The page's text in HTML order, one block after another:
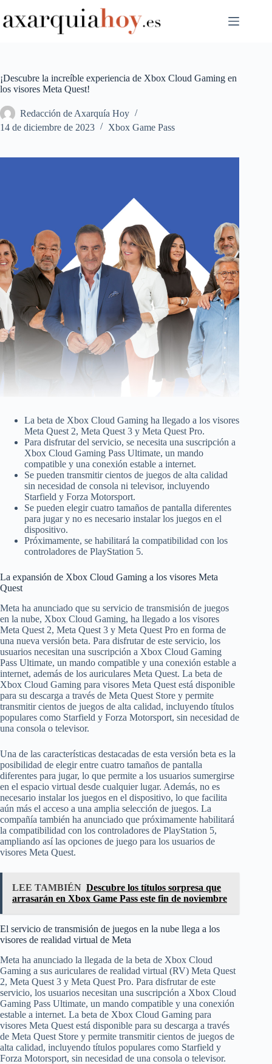
al
contenido
¡Descubre la increíble experiencia de Xbox Cloud Gaming en
los visores Meta Quest!
Redacción de Axarquía Hoy
14 de diciembre de 2023
Xbox Game Pass
La beta de Xbox Cloud Gaming ha llegado a los visores
Meta Quest 2, Meta Quest 3 y Meta Quest Pro.
Para disfrutar del servicio, se necesita una suscripción a
Xbox Cloud Gaming Pass Ultimate, un mando
compatible y una conexión estable a internet.
Se pueden transmitir cientos de juegos de alta calidad
sin necesidad de consola ni televisor, incluyendo
Starfield y Forza Motorsport.
Se pueden elegir cuatro tamaños de pantalla diferentes
para jugar y no es necesario instalar los juegos en el
dispositivo.
Próximamente, se habilitará la compatibilidad con los
controladores de PlayStation 5.
La expansión de Xbox Cloud Gaming a los visores Meta
Quest
Meta ha anunciado que su servicio de transmisión de juegos
en la nube, Xbox Cloud Gaming, ha llegado a los visores
Meta Quest 2, Meta Quest 3 y Meta Quest Pro en forma de
una nueva versión beta. Para disfrutar de este servicio, los
usuarios necesitan una suscripción a Xbox Cloud Gaming
Pass Ultimate, un mando compatible y una conexión estable a
internet, además de los auriculares Meta Quest. La beta de
Xbox Cloud Gaming para visores Meta Quest está disponible
para su descarga a través de Meta Quest Store y permite
transmitir cientos de juegos de alta calidad, incluyendo títulos
populares como Starfield y Forza Motorsport, sin necesidad de
una consola o televisor.
Una de las características destacadas de esta versión beta es la
posibilidad de elegir entre cuatro tamaños de pantalla
diferentes para jugar, lo que permite a los usuarios sumergirse
en el espacio virtual desde cualquier lugar. Además, no es
necesario instalar los juegos en el dispositivo, lo que facilita
aún más el acceso a una amplia selección de juegos. La
compañía también ha anunciado que próximamente habilitará
la compatibilidad con los controladores de PlayStation 5,
ampliando así las opciones de juego para los usuarios de
visores Meta Quest.
LEE TAMBIÉN Descubre los títulos sorpresa que
arrasarán en Xbox Game Pass este fin de noviembre
El servicio de transmisión de juegos en la nube llega a los
visores de realidad virtual de Meta
Meta ha anunciado la llegada de la beta de Xbox Cloud
Gaming a sus auriculares de realidad virtual (RV) Meta Quest
2, Meta Quest 3 y Meta Quest Pro. Para disfrutar de este
servicio, los usuarios necesitan una suscripción a Xbox Cloud
Gaming Pass Ultimate, un mando compatible y una conexión
estable a internet. La beta de Xbox Cloud Gaming para
visores Meta Quest está disponible para su descarga a través
de Meta Quest Store y permite transmitir cientos de juegos de
alta calidad, incluyendo títulos populares como Starfield y
Forza Motorsport, sin necesidad de una consola o televisor.